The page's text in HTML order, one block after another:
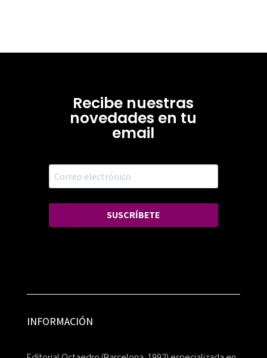
Recibe nuestras
novedades en tu
email
SUSCRÍBETE
INFORMACIÓN